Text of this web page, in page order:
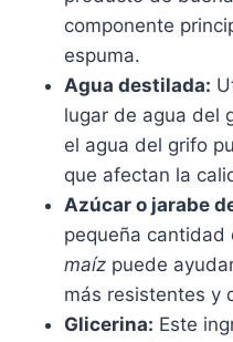
componente
espuma.
Agua destilada:
lugar de agua del
el agua del grifo
que afectan la
Azúcar o jarabe
pequeña cantidad
maíz puede
más resistentes y
Glicerina: Este